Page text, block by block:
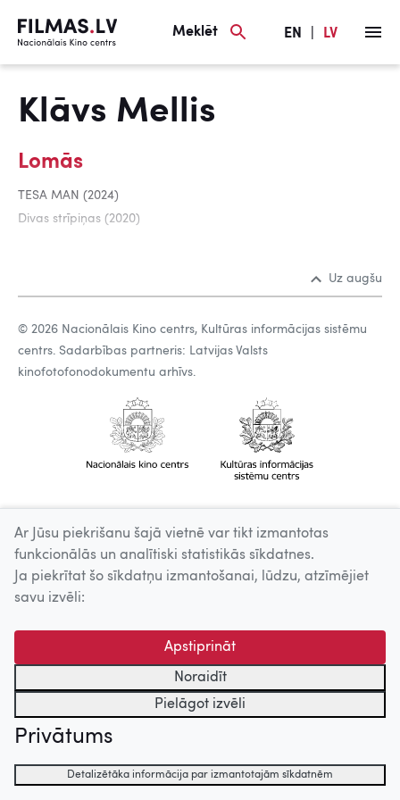
Meklēt EN LV
Klāvs Mellis
Lomās
TESA MAN (2024)
Divas strīpiņas (2020)
Uz augšu
© 2026 Nacionālais Kino centrs, Kultūras informācijas sistēmu
centrs. Sadarbības partneris: Latvijas Valsts
kinofotofonodokumentu arhīvs.
Ar Jūsu piekrišanu šajā vietnē var tikt izmantotas
funkcionālās un analītiski statistikās sīkdatnes.
Ja piekrītat šo sīkdatņu izmantošanai, lūdzu, atzīmējiet
savu izvēli:
Apstiprināt
Noraidīt
Pielāgot izvēli
Privātums
Detalizētāka informācija par izmantotajām sīkdatnēm